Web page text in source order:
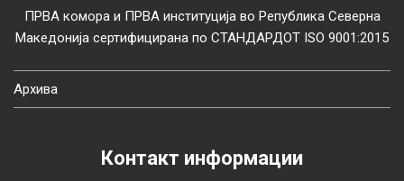
ПРВА комора и ПРВА институција во Република Северна
Македонија сертифицирана по СТАНДАРДОТ ISO 9001:2015
Архива
Контакт информации